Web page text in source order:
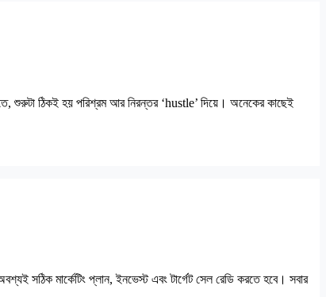
ঠিকই হয় পরিশ্রম আর নিরন্তর ‘hustle’ দিয়ে। অনেকের কাছেই
সঠিক মার্কেটিং প্লান, ইনভেস্ট এবং টার্গেট সেল রেডি করতে হবে। সবার